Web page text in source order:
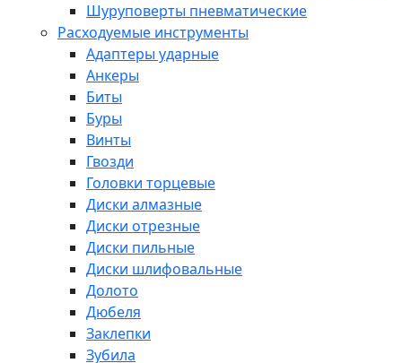
Шуруповерты пневматические
Расходуемые инструменты
Адаптеры ударные
Анкеры
Биты
Буры
Винты
Гвозди
Головки торцевые
Диски алмазные
Диски отрезные
Диски пильные
Диски шлифовальные
Долото
Дюбеля
Заклепки
Зубила